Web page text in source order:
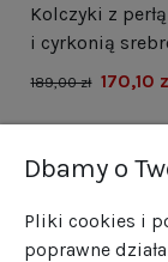
Kolczyki z
i cyrkonią
rodowane
189,00 zł 170,10
Dbamy o
Pliki cookies i
poprawne